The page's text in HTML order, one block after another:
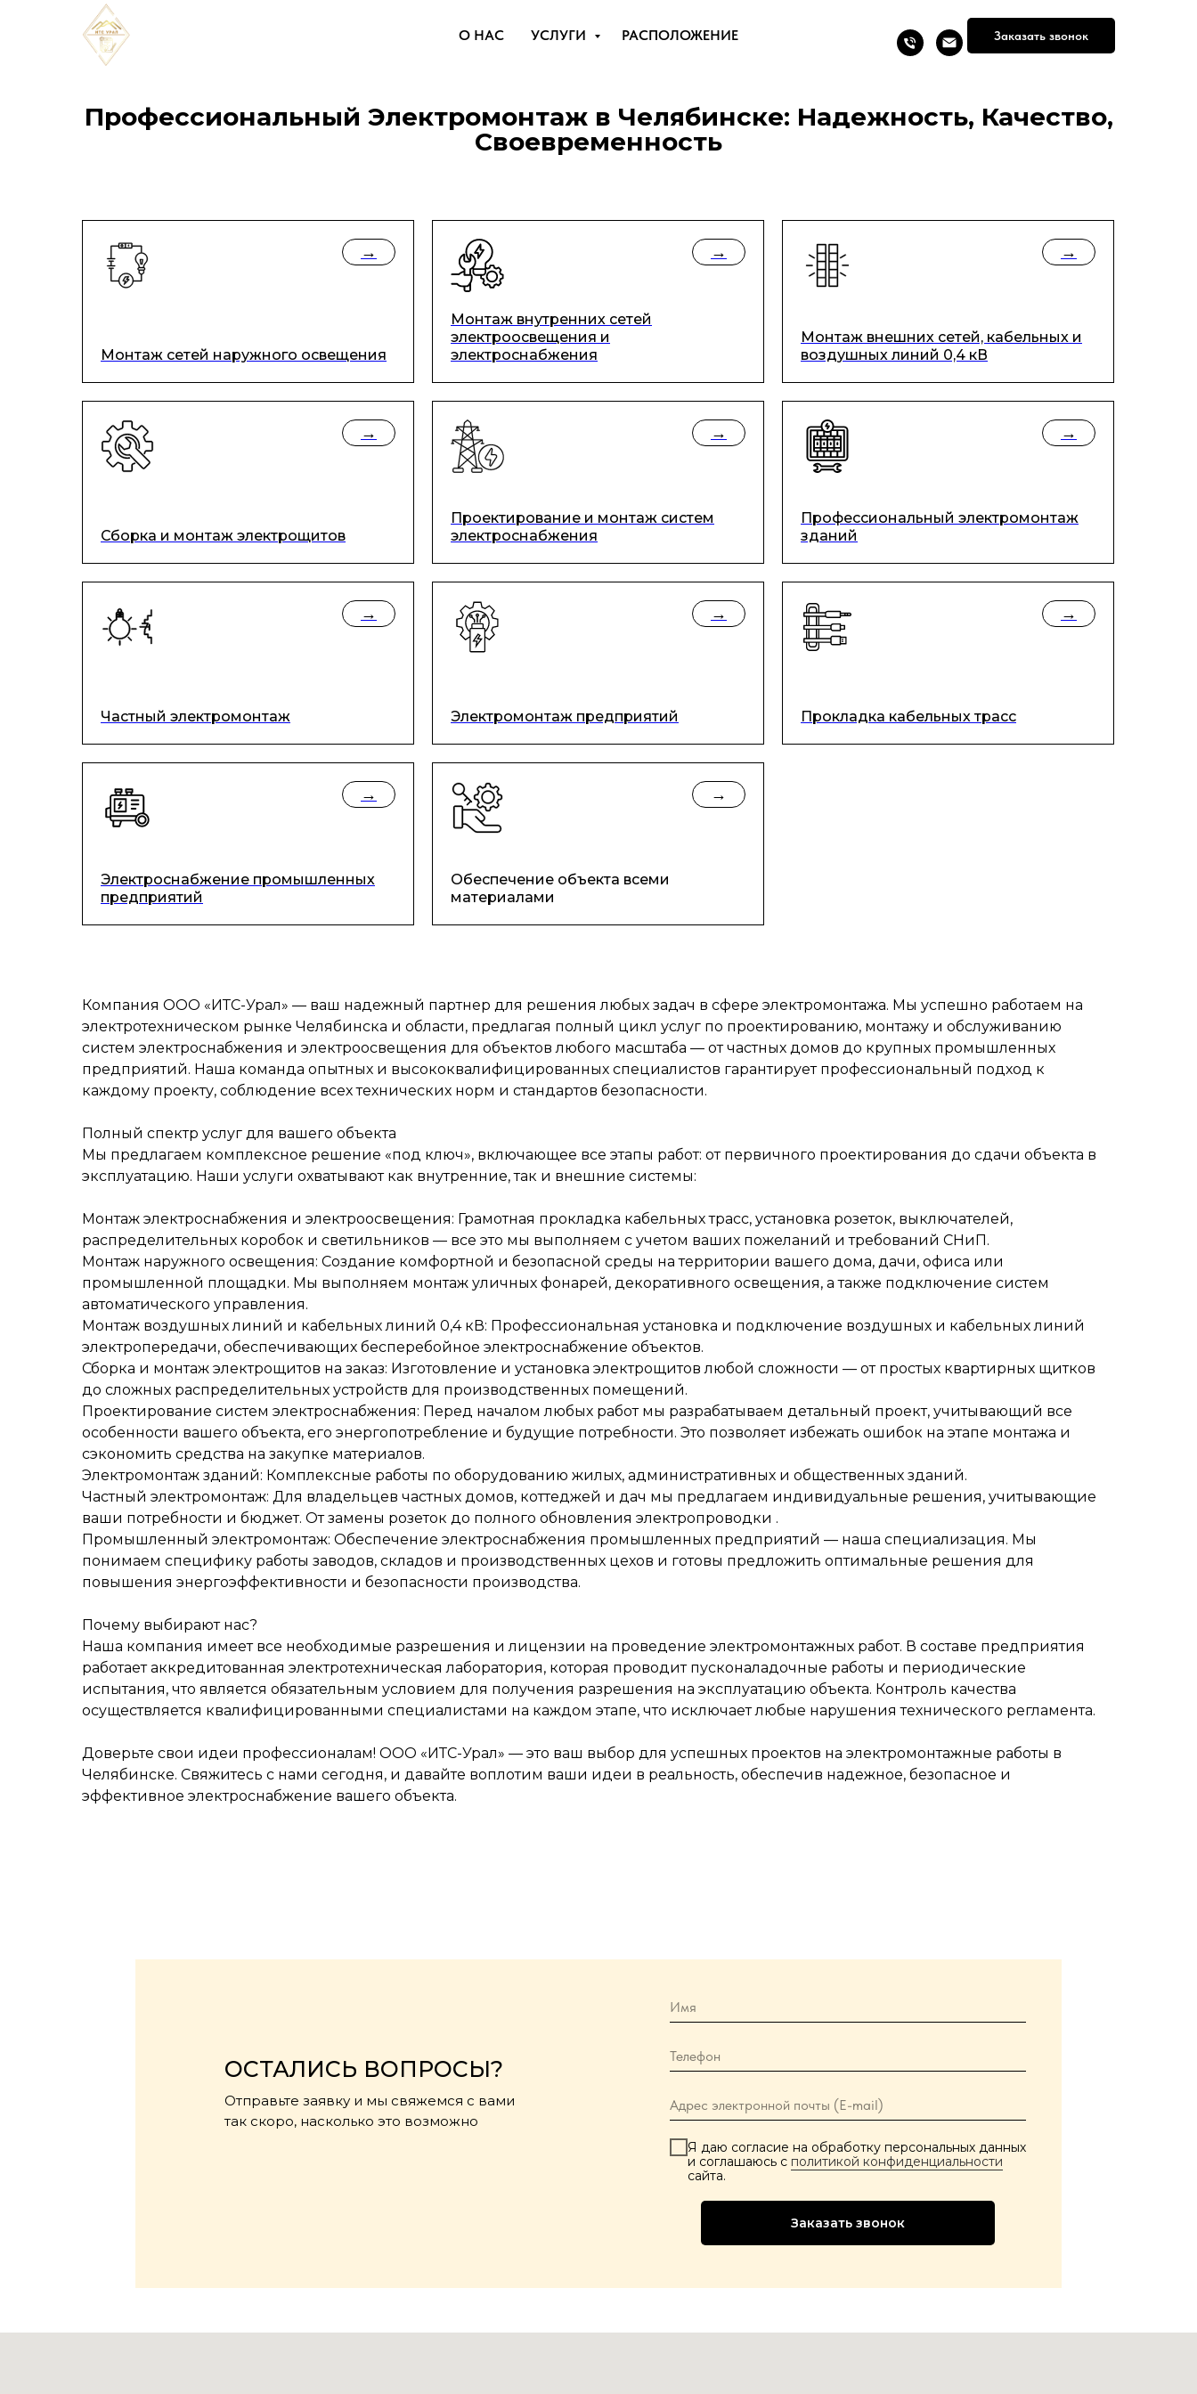
О НАС УСЛУГИ РАСПОЛОЖЕНИЕ Заказать звонок
Профессиональный Электромонтаж в Челябинске: Надежность, Качество,
Своевременность
→
Монтаж внешних сетей, кабельных и
воздушных линий 0,4 кВ
→
Монтаж внутренних сетей
электроосвещения и
электроснабжения
→
Монтаж сетей наружного освещения
→
Профессиональный электромонтаж
зданий
→
Проектирование и монтаж систем
электроснабжения
→
Сборка и монтаж электрощитов
→
Прокладка кабельных трасс
→
Электромонтаж предприятий
→
Частный электромонтаж
→
Обеспечение объекта всеми
материалами
→
Электроснабжение промышленных
предприятий
Компания ООО «ИТС-Урал» — ваш надежный партнер для решения любых задач в сфере электромонтажа. Мы успешно работаем на
электротехническом рынке Челябинска и области, предлагая полный цикл услуг по проектированию, монтажу и обслуживанию
систем электроснабжения и электроосвещения для объектов любого масштаба — от частных домов до крупных промышленных
предприятий. Наша команда опытных и высококвалифицированных специалистов гарантирует профессиональный подход к
каждому проекту, соблюдение всех технических норм и стандартов безопасности.
Полный спектр услуг для вашего объекта
Мы предлагаем комплексное решение «под ключ», включающее все этапы работ: от первичного проектирования до сдачи объекта в
эксплуатацию. Наши услуги охватывают как внутренние, так и внешние системы:
Монтаж электроснабжения и электроосвещения: Грамотная прокладка кабельных трасс, установка розеток, выключателей,
распределительных коробок и светильников — все это мы выполняем с учетом ваших пожеланий и требований СНиП.
Монтаж наружного освещения: Создание комфортной и безопасной среды на территории вашего дома, дачи, офиса или
промышленной площадки. Мы выполняем монтаж уличных фонарей, декоративного освещения, а также подключение систем
автоматического управления.
Монтаж воздушных линий и кабельных линий 0,4 кВ: Профессиональная установка и подключение воздушных и кабельных линий
электропередачи, обеспечивающих бесперебойное электроснабжение объектов.
Сборка и монтаж электрощитов на заказ: Изготовление и установка электрощитов любой сложности — от простых квартирных щитков
до сложных распределительных устройств для производственных помещений.
Проектирование систем электроснабжения: Перед началом любых работ мы разрабатываем детальный проект, учитывающий все
особенности вашего объекта, его энергопотребление и будущие потребности. Это позволяет избежать ошибок на этапе монтажа и
сэкономить средства на закупке материалов.
Электромонтаж зданий: Комплексные работы по оборудованию жилых, административных и общественных зданий.
Частный электромонтаж: Для владельцев частных домов, коттеджей и дач мы предлагаем индивидуальные решения, учитывающие
ваши потребности и бюджет. От замены розеток до полного обновления электропроводки .
Промышленный электромонтаж: Обеспечение электроснабжения промышленных предприятий — наша специализация. Мы
понимаем специфику работы заводов, складов и производственных цехов и готовы предложить оптимальные решения для
повышения энергоэффективности и безопасности производства.
Почему выбирают нас?
Наша компания имеет все необходимые разрешения и лицензии на проведение электромонтажных работ. В составе предприятия
работает аккредитованная электротехническая лаборатория, которая проводит пусконаладочные работы и периодические
испытания, что является обязательным условием для получения разрешения на эксплуатацию объекта. Контроль качества
осуществляется квалифицированными специалистами на каждом этапе, что исключает любые нарушения технического регламента.
Доверьте свои идеи профессионалам! ООО «ИТС-Урал» — это ваш выбор для успешных проектов на электромонтажные работы в
Челябинске. Свяжитесь с нами сегодня, и давайте воплотим ваши идеи в реальность, обеспечив надежное, безопасное и
эффективное электроснабжение вашего объекта.
Я даю согласие на обработку персональных данных
и соглашаюсь с политикой конфиденциальности
сайта.
Заказать звонок
ОСТАЛИСЬ ВОПРОСЫ?
Отправьте заявку и мы свяжемся с вами
так скоро, насколько это возможно